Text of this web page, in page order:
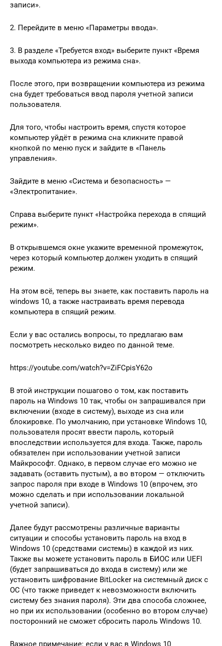
записи».
2. Перейдите в меню «Параметры ввода».
3. В разделе «Требуется вход» выберите пункт «Время
выхода компьютера из режима сна».
После этого, при возвращении компьютера из режима
сна будет требоваться ввод пароля учетной записи
пользователя.
Для того, чтобы настроить время, спустя которое
компьютер уйдёт в режима сна кликните правой
кнопкой по меню пуск и зайдите в «Панель
управления».
Зайдите в меню «Система и безопасность» —
«Электропитание».
Справа выберите пункт «Настройка перехода в спящий
режим».
В открывшемся окне укажите временной промежуток,
через который компьютер должен уходить в спящий
режим.
На этом всё, теперь вы знаете, как поставить пароль на
windows 10, а также настраивать время перевода
компьютера в спящий режим.
Если у вас остались вопросы, то предлагаю вам
посмотреть несколько видео по данной теме.
https://youtube.com/watch?v=ZiFCpisY62o
В этой инструкции пошагово о том, как поставить
пароль на Windows 10 так, чтобы он запрашивался при
включении (входе в систему), выходе из сна или
блокировке. По умолчанию, при установке Windows 10,
пользователя просят ввести пароль, который
впоследствии используется для входа. Также, пароль
обязателен при использовании учетной записи
Майкрософт. Однако, в первом случае его можно не
задавать (оставить пустым), а во втором — отключить
запрос пароля при входе в Windows 10 (впрочем, это
можно сделать и при использовании локальной
учетной записи).
Далее будут рассмотрены различные варианты
ситуации и способы установить пароль на вход в
Windows 10 (средствами системы) в каждой из них.
Также вы можете установить пароль в БИОС или UEFI
(будет запрашиваться до входа в систему) или же
установить шифрование BitLocker на системный диск с
ОС (что также приведет к невозможности включить
систему без знания пароля). Эти два способа сложнее,
но при их использовании (особенно во втором случае)
посторонний не сможет сбросить пароль Windows 10.
Важное примечание: если у вас в Windows 10